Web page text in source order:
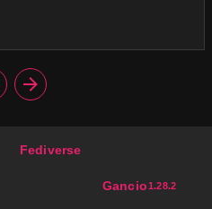
Fediverse
Gancio1.28.2